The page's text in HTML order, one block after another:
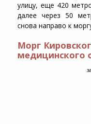
улицу, еще 420
далее через 50
снова направо к
Морг
медицинского